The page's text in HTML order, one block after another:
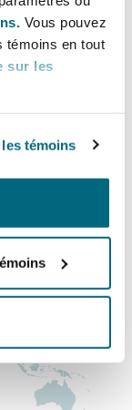
Vous pouvez
témoins en tout
sur les
témoins
et
et crédit
du fabricant